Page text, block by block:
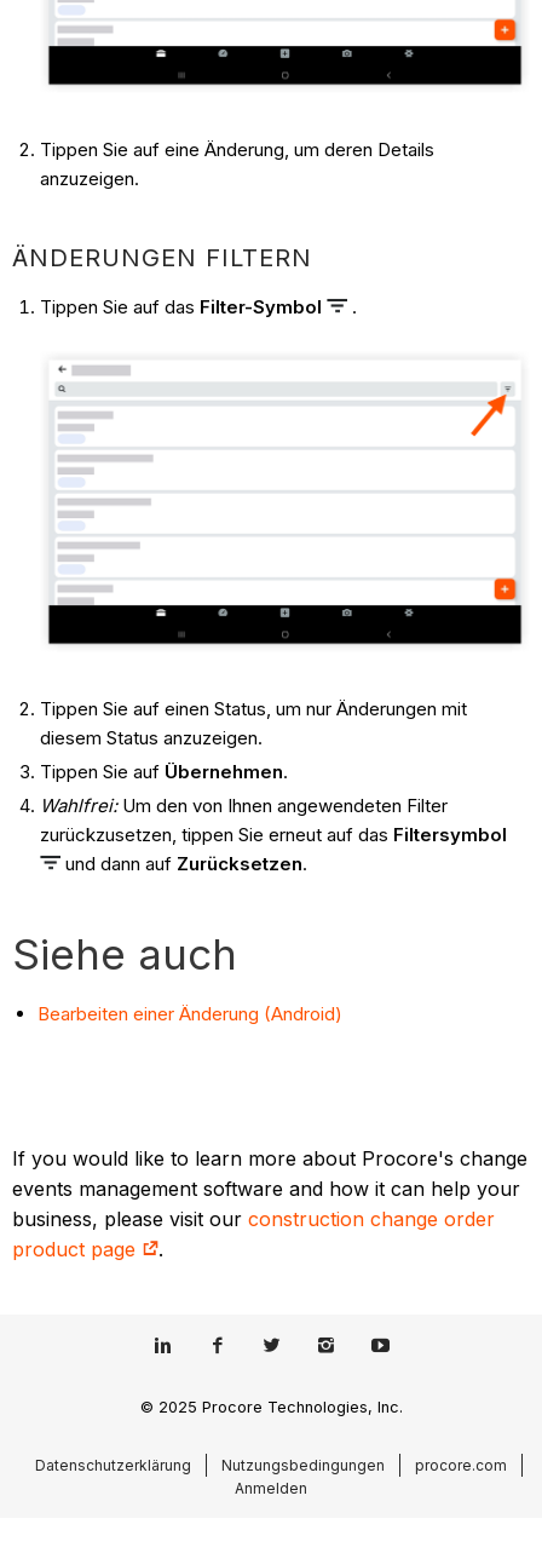
Tippen Sie auf eine Änderung, um deren Details
anzuzeigen.
ÄNDERUNGEN FILTERN
Tippen Sie auf das Filter-Symbol .
Tippen Sie auf einen Status, um nur Änderungen mit
diesem Status anzuzeigen.
Tippen Sie auf Übernehmen.
Wahlfrei: Um den von Ihnen angewendeten Filter
zurückzusetzen, tippen Sie erneut auf das Filtersymbol
und dann auf Zurücksetzen.
Siehe auch
Bearbeiten einer Änderung (Android)
If you would like to learn more about Procore's change
events management software and how it can help your
business, please visit ourconstruction change order
product page
.
© 2025 Procore Technologies, Inc.
Datenschutzerklärung Nutzungsbedingungen
procore.com
Anmelden